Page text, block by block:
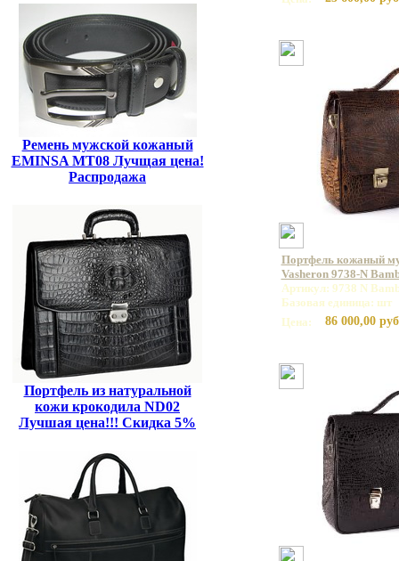
Ремень мужской кожаный
EMINSA MT08 Лучщая цена!
Распродажа
Портфель из натуральной
кожи крокодила ND02
Лучшая цена!!! Скидка 5%
Портфель кожаный
Vasheron 9738-N
Артикул: 9738 N
Базовая единица: шт
Цена:
86 000,00